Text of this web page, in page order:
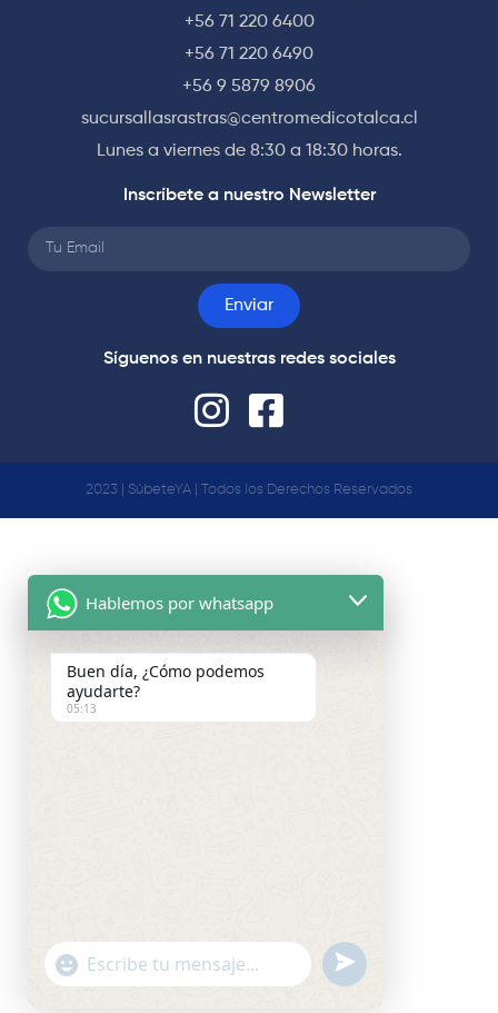
+56 71 220 6400
+56 71 220 6490
+56 9 5879 8906
sucursallasrastras@centromedicotalca.cl
Lunes a viernes de 8:30 a 18:30 horas.
Inscríbete a nuestro Newsletter
Enviar
Síguenos en nuestras redes sociales
2023 | SúbeteYA | Todos los Derechos Reservados
Hablemos por whatsapp
Buen día, ¿Cómo podemos
ayudarte?
05:13
"+chaty_settings.lang.emoji_picker+"
WhatsApp
Message
undefined